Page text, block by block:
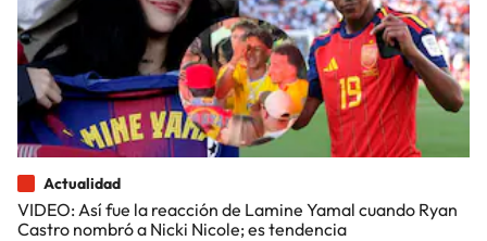
Actualidad
VIDEO: Así fue la reacción de Lamine Yamal cuando Ryan
Castro nombró a Nicki Nicole; es tendencia